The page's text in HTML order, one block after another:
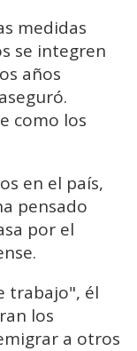
medidas
se integren
años
como los
en el país,
pensado
por el
trabajo", él
los
a otros